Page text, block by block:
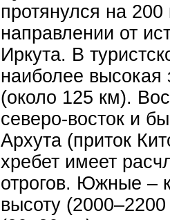
протянулся на
направлении от
Иркута. В
наиболее высокая
(около 125 км).
северо-восток и
Архута (приток
хребет имеет
отрогов. Южные –
высоту